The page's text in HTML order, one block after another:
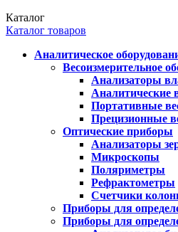
Каталог
Каталог товаров
Аналитическое
Весоизмерительное
Анализаторы
Аналитические
Портативные
Прецизионные
Оптические приборы
Анализаторы
Микроскопы
Поляриметры
Рефрактометры
Счетчики
Приборы для
Приборы для